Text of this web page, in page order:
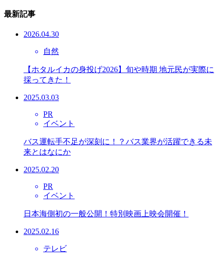
最新記事
2026.04.30
自然
【ホタルイカの身投げ2026】旬や時期 地元民が実際に
採ってきた！
2025.03.03
PR
イベント
バス運転手不足が深刻に！？バス業界が活躍できる未
来とはなにか
2025.02.20
PR
イベント
日本海側初の一般公開！特別映画上映会開催！
2025.02.16
テレビ